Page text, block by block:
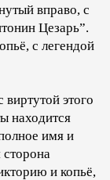
вправо, с
Цезарь”.
с легендой
этого
находится
имя и
и копьё,